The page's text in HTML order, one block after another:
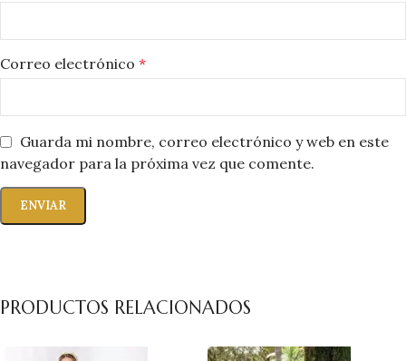
Correo electrónico *
Guarda mi nombre, correo electrónico y web en este
navegador para la próxima vez que comente.
PRODUCTOS RELACIONADOS